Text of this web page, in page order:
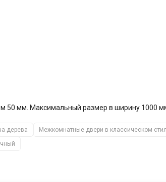
50 мм. Максимальный размер в ширину 1000
дерева Межкомнатные двери в классическом